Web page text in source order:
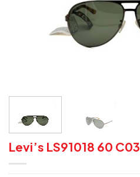
Levi’s LS91018 60 C03